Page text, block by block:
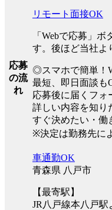
応募
の流
れ
リモート面接OK
「Webで応募」
す。後ほど当社よ
◎スマホで簡単！
最短、即日面談も
応募後に届くフォ
詳しい内容を知り
すぐ決めたい・働
※決定は勤務先に
車通勤OK
青森県 八戸市
【最寄駅】
JR八戸線本八戸駅